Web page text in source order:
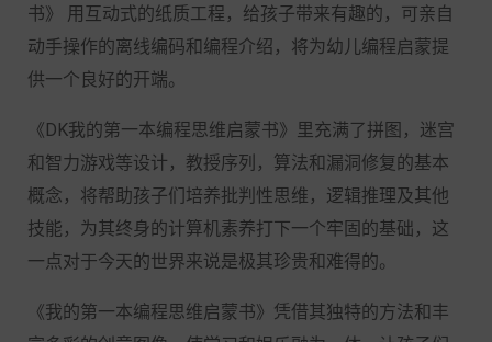
书》 用互动式的纸质工程，给孩子带来有趣的，可亲自
动手操作的离线编码和编程介绍，将为幼儿编程启蒙提
供一个良好的开端。
《DK我的第一本编程思维启蒙书》里充满了拼图，迷宫
和智力游戏等设计，教授序列，算法和漏洞修复的基本
概念，将帮助孩子们培养批判性思维，逻辑推理及其他
技能，为其终身的计算机素养打下一个牢固的基础，这
一点对于今天的世界来说是极其珍贵和难得的。
《我的第一本编程思维启蒙书》凭借其独特的方法和丰